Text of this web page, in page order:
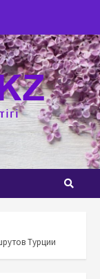
Турции